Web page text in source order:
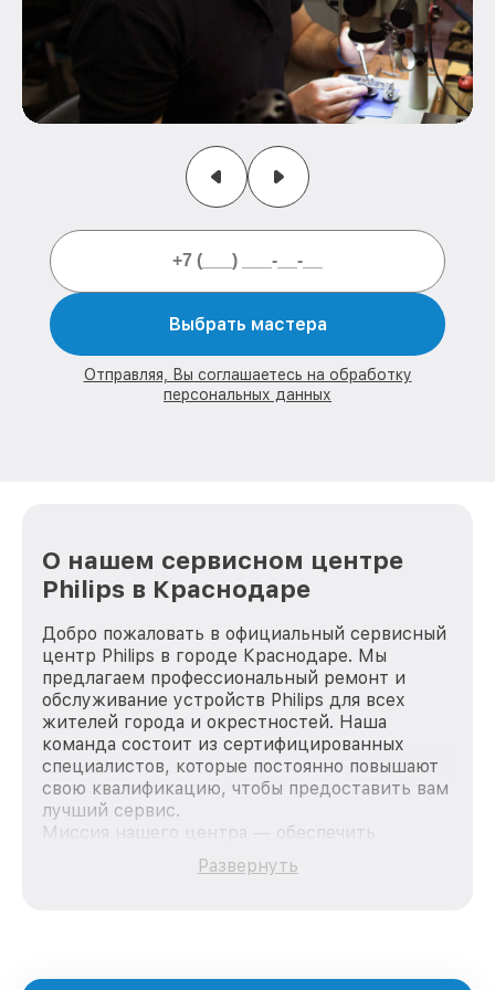
Выбрать мастера
Отправляя, Вы соглашаетесь на обработку
персональных данных
О нашем сервисном центре
Philips в Краснодаре
Добро пожаловать в официальный сервисный
центр Philips в городе Краснодаре. Мы
предлагаем профессиональный ремонт и
обслуживание устройств Philips для всех
жителей города и окрестностей. Наша
команда состоит из сертифицированных
специалистов, которые постоянно повышают
свою квалификацию, чтобы предоставить вам
лучший сервис.
Миссия нашего центра — обеспечить
качественный и доступный ремонт для
каждого пользователя продукции Philips, вне
Развернуть